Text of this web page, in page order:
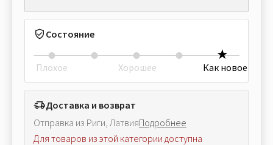
Состояние
Плохое Хорошее Как новое
Доставка и возврат
Отправка из Риги, ЛатвияПодробнее
Для товаров из этой категории доступна